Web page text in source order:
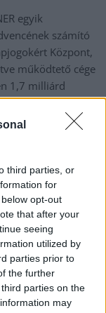
third parties, or
for
opt-out
that after your
seeing
utilized by
parties prior to
the further
parties on the
may
egyik
számító
Központ,
működtető cége
1,7 milliárd
szervezne
Jövőre
Vagy erre
, kutatóközpont